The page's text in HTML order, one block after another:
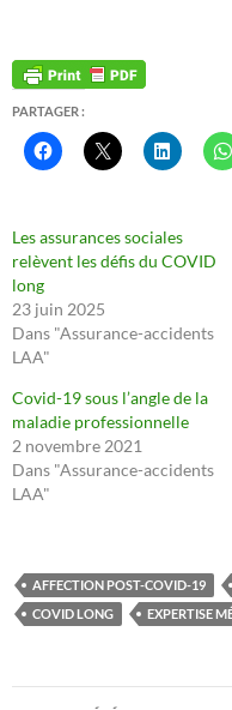
PARTAGER :
Les assurances sociales
relèvent les défis du COVID
long
23 juin 2025
Dans "Assurance-accidents
LAA"
Covid-19 sous l’angle de la
maladie professionnelle
2 novembre 2021
Dans "Assurance-accidents
LAA"
AFFECTION POST-COVID-19
COVID LONG
EXPERTISE